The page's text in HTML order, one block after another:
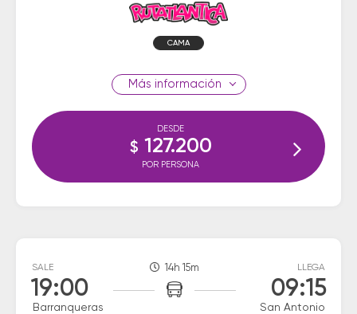
CAMA
información
DESDE
$ 127.200
POR PERSONA
SALE
19:00
Barranqueras
14h 15m LLEGA
09:15
San Antonio